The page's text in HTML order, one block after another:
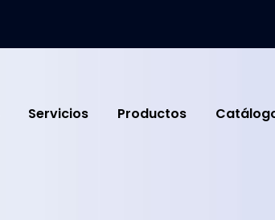
Servicios Productos